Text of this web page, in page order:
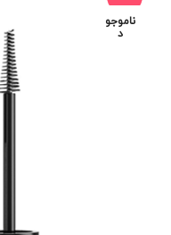
ناموجو
د